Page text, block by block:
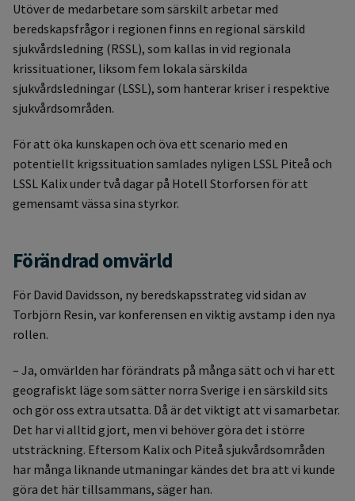
Utöver de medarbetare som särskilt arbetar med
beredskapsfrågor i regionen finns en regional särskild
sjukvårdsledning (RSSL), som kallas in vid regionala
krissituationer, liksom fem lokala särskilda
sjukvårdsledningar (LSSL), som hanterar kriser i respektive
sjukvårdsområden.
För att öka kunskapen och öva ett scenario med en
potentiellt krigssituation samlades nyligen LSSL Piteå och
LSSL Kalix under två dagar på Hotell Storforsen för att
gemensamt vässa sina styrkor.
Förändrad omvärld
För David Davidsson, ny beredskapsstrateg vid sidan av
Torbjörn Resin, var konferensen en viktig avstamp i den nya
rollen.
– Ja, omvärlden har förändrats på många sätt och vi har ett
geografiskt läge som sätter norra Sverige i en särskild sits
och gör oss extra utsatta. Då är det viktigt att vi samarbetar.
Det har vi alltid gjort, men vi behöver göra det i större
utsträckning. Eftersom Kalix och Piteå sjukvårdsområden
har många liknande utmaningar kändes det bra att vi kunde
göra det här tillsammans, säger han.